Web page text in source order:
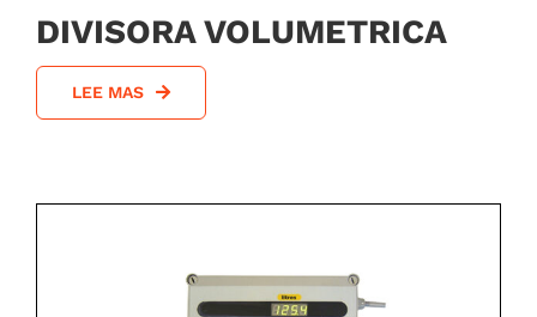
DIVISORA VOLUMETRICA
LEE MAS